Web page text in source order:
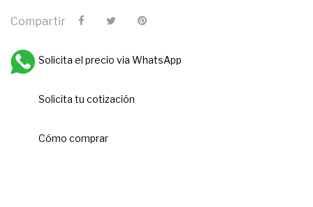
Compartir
Solicita el precio via WhatsApp
Solicita tu cotización
Cómo comprar